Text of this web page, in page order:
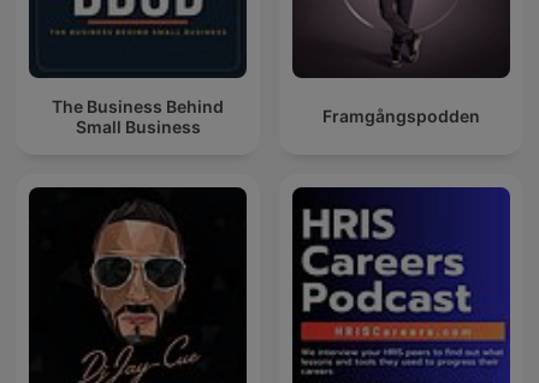
The Business Behind
Small Business
Framgångspodden